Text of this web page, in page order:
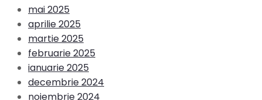
mai 2025
aprilie 2025
martie 2025
februarie 2025
ianuarie 2025
decembrie 2024
noiembrie 2024